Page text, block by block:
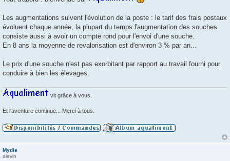
s
g
e
Les augmentations suivent l'évolution de la poste : le tarif des frais postaux
évoluent chaque année, la plupart du temps l'augmentation des souches
consiste aussi à avoir un compte rond pour l'envoi d'une souche.
En 8 ans la moyenne de revalorisation est d'environ 3 % par an...
Le prix d'une souche n'est pas exorbitant par rapport au travail fourni pour
conduire à bien les élevages.
vit grâce à vous.
Et l'aventure continue... Merci à tous.
Mydie
alevin